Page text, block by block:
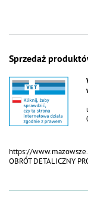
Sprzedaż
https://
OBRÓT DETALICZNY